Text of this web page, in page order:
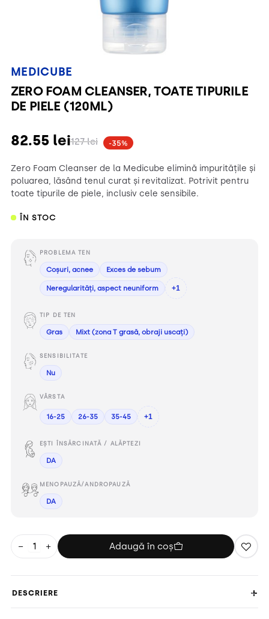
MEDICUBE
ZERO FOAM CLEANSER, TOATE TIPURILE
DE PIELE (120ML)
127lei
82.55 lei -35%
Zero Foam Cleanser de la Medicube elimină impuritățile și
poluarea, lăsând tenul curat și revitalizat. Potrivit pentru
toate tipurile de piele, inclusiv cele sensibile.
ÎN STOC
PROBLEMA TEN
Coșuri, acnee Exces de sebum
Neregularități, aspect neuniform +1
TIP DE TEN
Gras Mixt (zona T grasă, obraji uscați)
SENSIBILITATE
Nu
VÂRSTA
16-25 26-35 35-45 +1
EȘTI ÎNSĂRCINATĂ / ALĂPTEZI
DA
MENOPAUZĂ/ANDROPAUZĂ
DA
− + Adaugă în coș
DESCRIERE